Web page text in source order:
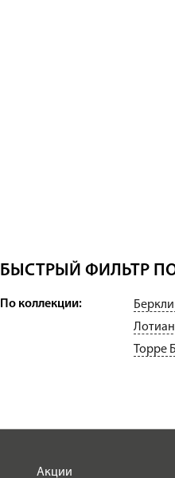
БЫСТРЫЙ ФИЛЬТР
По коллекции: Беркли
Лотиан
Торре
Акции